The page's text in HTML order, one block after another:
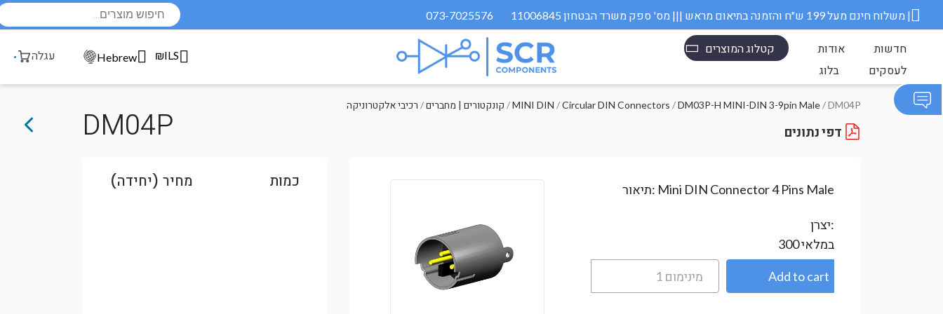
073-7025576 משלוח חינם מעל 199 ש״ח והזמנה בתיאום מראש ||| מס' ספק משרד הבטחון 11006845 |
קטלוג המוצרים אודות
חדשות
בלוג
לעסקים
עגלה Hebrew ₪ILS
רכיבי אלקטרוניקה /קונקטורים | מחברים /MINI DIN /Circular DIN Connectors /DM03P-H MINI-DIN 3-9pin Male/ DM04P
DM04P
תיאור: Mini DIN Connector 4 Pins Male
יצרן:
300במלאי
כמות מחיר (יחידה)